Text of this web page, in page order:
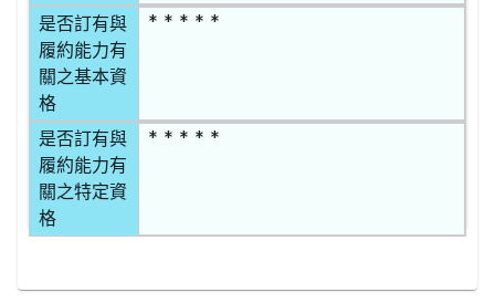
是否訂有與
履約能力有
關之基本資
格
* * * * *
是否訂有與
履約能力有
關之特定資
格
* * * * *